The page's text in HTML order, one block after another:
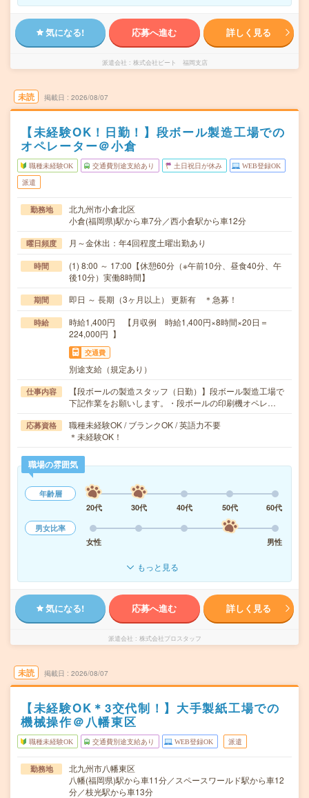
気になる! 応募へ進む 詳しく見る
派遣会社 株式会社ビート 福岡支店
未読 掲載日 2026/08/07
【未経験OK！日勤！】段ボール製造工場での
オペレーター＠小倉
職種未経験OK 交通費別途支給あり 土日祝日が休み WEB登録OK
派遣
勤務地
北九州市小倉北区
小倉(福岡県)駅から車7分／西小倉駅から車12分
曜日頻度 月～金休出：年4回程度土曜出勤あり
時間
(1) 8:00 ～ 17:00【休憩60分（※午前10分、昼食40分、午
後10分）実働8時間】
期間 即日 ～ 長期（3ヶ月以上） 更新有 ＊急募！
時給
時給1,400円 【月収例 時給1,400円×8時間×20日＝
224,000円 】
交通費
別途支給（規定あり）
仕事内容
【段ボールの製造スタッフ（日勤）】段ボール製造工場で
下記作業をお願いします。・段ボールの印刷機オペレ…
応募資格
職種未経験OK / ブランクOK / 英語力不要
＊未経験OK！
職場の雰囲気
年齢層
20代
30代 40代 50代
60代
男女比率
女性
男性
もっと見る
気になる! 応募へ進む 詳しく見る
派遣会社 株式会社プロスタッフ
未読 掲載日 2026/08/07
【未経験OK＊3交代制！】大手製紙工場での
機械操作＠八幡東区
職種未経験OK 交通費別途支給あり WEB登録OK 派遣
勤務地
北九州市八幡東区
八幡(福岡県)駅から車11分／スペースワールド駅から車12
分／枝光駅から車13分